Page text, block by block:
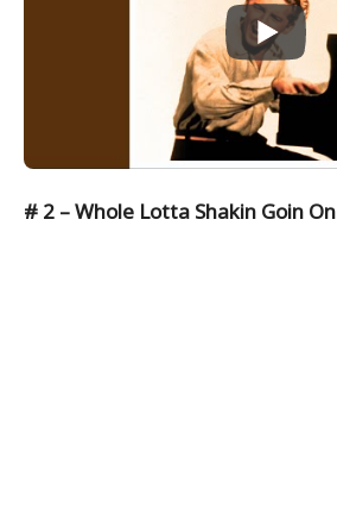
# 2 – Whole Lotta Shakin Goin On